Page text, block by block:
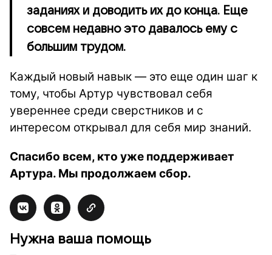
заданиях и доводить их до конца. Еще
совсем недавно это давалось ему с
большим трудом.
Каждый новый навык — это еще один шаг к
тому, чтобы Артур чувствовал себя
увереннее среди сверстников и с
интересом открывал для себя мир знаний.
Спасибо всем, кто уже поддерживает
Артура. Мы продолжаем сбор.
Нужна ваша помощь